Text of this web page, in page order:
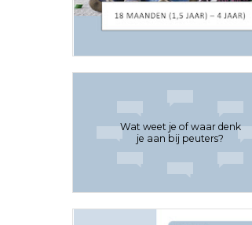
Wat weet je of waar denk
je aan bij peuters?